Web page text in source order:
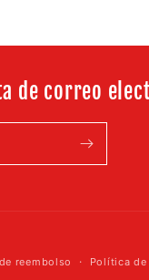
de correo
reembolso Política